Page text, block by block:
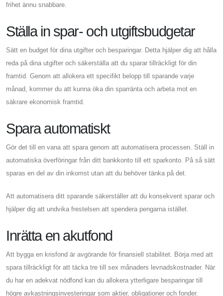
frihet ännu snabbare.
Ställa in spar- och utgiftsbudgetar
Sätt en budget för dina utgifter och besparingar. Detta hjälper dig att hålla
reda på dina utgifter och säkerställa att du sparar tillräckligt för din
framtid. Genom att allokera ett specifikt belopp till sparande varje
månad, kommer du att kunna öka din sparränta och arbeta mot en
säkrare ekonomisk framtid.
Spara automatiskt
Gör det till en vana att spara genom att automatisera processen. Ställ in
automatiska överföringar från ditt bankkonto till ett sparkonto. På så sätt
sparas en del av din inkomst utan att du behöver tänka på det.
Att automatisera ditt sparande säkerställer att du konsekvent sparar och
hjälper dig att undvika frestelsen att spendera pengarna istället.
Inrätta en akutfond
Att bygga en krisfond är avgörande för finansiell stabilitet. Börja med att
spara tillräckligt för att täcka tre till sex månaders levnadskostnader. När
du har en adekvat nödfond kan du allokera ytterligare besparingar till
högre avkastningsinvesteringar som aktier, obligationer och fonder.